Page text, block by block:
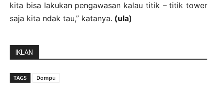
kita bisa lakukan pengawasan kalau titik – titik tower
saja kita ndak tau,” katanya. (ula)
IKLAN
TAGS Dompu